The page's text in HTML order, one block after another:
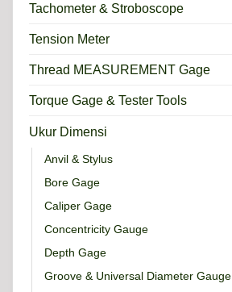
Tachometer & Stroboscope
Tension Meter
Thread MEASUREMENT Gage
Torque Gage & Tester Tools
Ukur Dimensi
Anvil & Stylus
Bore Gage
Caliper Gage
Concentricity Gauge
Depth Gage
Groove & Universal Diameter Gauge